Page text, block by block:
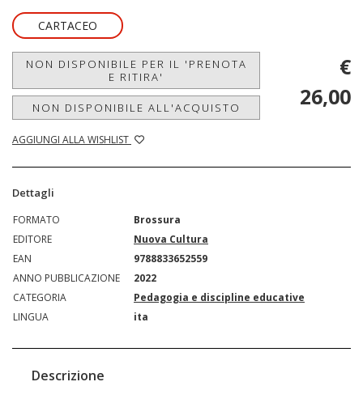
CARTACEO
NON DISPONIBILE PER IL 'PRENOTA
E RITIRA'
NON DISPONIBILE ALL'ACQUISTO
AGGIUNGI ALLA WISHLIST
€
26,00
Dettagli
FORMATO
Brossura
EDITORE
Nuova Cultura
EAN
9788833652559
ANNO PUBBLICAZIONE
2022
CATEGORIA
Pedagogia e discipline educative
LINGUA
ita
Descrizione